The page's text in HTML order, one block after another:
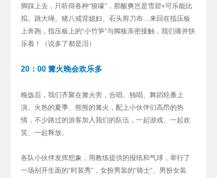
脚踩上去，只听得各种“狼嚎”，那酸爽岂是雪碧+可乐能比
拟。跳大绳、猪八戒背媳妇、石头剪刀布…来回在指压板
上奔跑，指压板上的“小竹笋”与脚板亲密接触，我们痛并快
乐着！（说多了都是泪）
20：00 篝火晚会欢乐多
晚饭后，我们齐聚在篝火旁，合唱、独唱、舞蹈轮番上
演。火热的夏季、熊熊的篝火，配上小伙伴们高昂的热
情，不少路过的游客加入我们的队伍，一起游戏、一起欢
笑、一起释放。
各队小伙伴发挥想象，用教练提供的报纸和气球，举行了
一场别开生面的“时装秀”，女扮男装的“骑士”、男扮女装